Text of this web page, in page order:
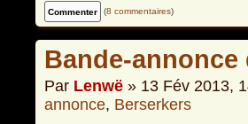
(8 commentaires)
Bande-
Par Lenwë » 13 Fév 2013,
annonce, Berserkers